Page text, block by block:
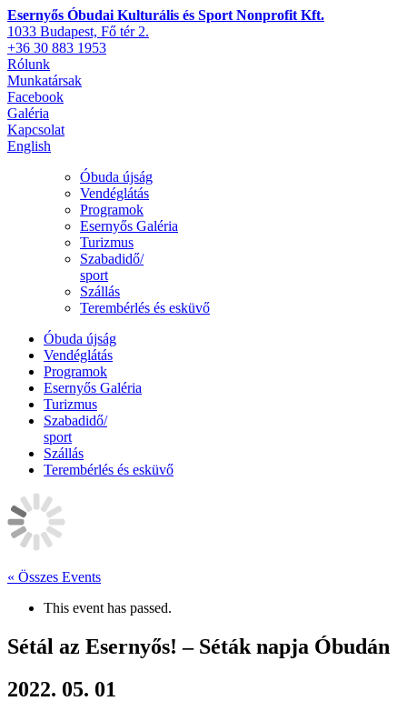
Esernyős Óbudai Kulturális és Sport Nonprofit Kft.
1033 Budapest, Fő tér 2.
+36 30 883 1953
Rólunk
Munkatársak
Facebook
Galéria
Kapcsolat
English
Óbuda újság
Vendéglátás
Programok
Esernyős Galéria
Turizmus
Szabadidő/
sport
Szállás
Terembérlés és esküvő
Óbuda újság
Vendéglátás
Programok
Esernyős Galéria
Turizmus
Szabadidő/
sport
Szállás
Terembérlés és esküvő
« Összes Events
This event has passed.
Sétál az Esernyős! – Séták napja Óbudán
2022. 05. 01